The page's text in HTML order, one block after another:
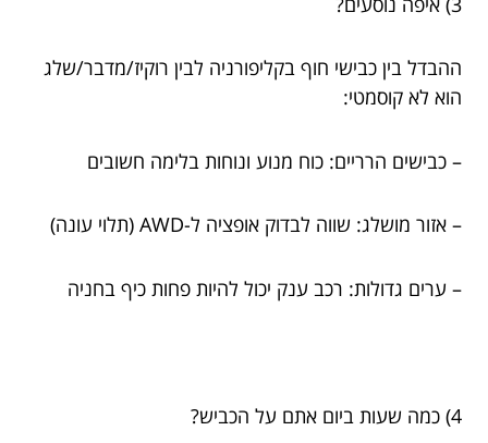
ההבדל בין כבישי חוף בקליפורניה לבין רוקיז/מדבר/שלג
הוא לא קוסמטי:
– כבישים הרריים: כוח מנוע ונוחות בלימה חשובים
– אזור מושלג: שווה לבדוק אופציה ל-AWD (תלוי עונה)
– ערים גדולות: רכב ענק יכול להיות פחות כיף בחניה
4) כמה שעות ביום אתם על הכביש?